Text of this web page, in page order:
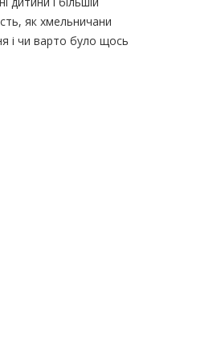
як хмельничани
і чи варто було щось